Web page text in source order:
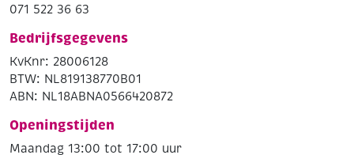
071 522 36 63
Bedrijfsgegevens
KvKnr: 28006128
BTW: NL819138770B01
ABN: NL18ABNA0566420872
Openingstijden
Maandag 13:00 tot 17:00 uur